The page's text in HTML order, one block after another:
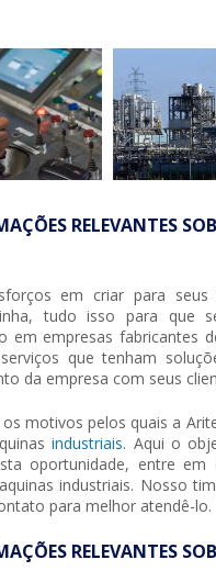
RELEVANTES
em criar para
tudo isso para que
em empresas fabricantes
que tenham
da empresa com seus
motivos pelos quais a
industriais. Aqui o
oportunidade, entre
industriais. Nosso
para melhor atendê-lo.
RELEVANTES